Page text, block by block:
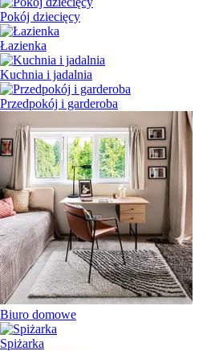
Pokój dziecięcy
Łazienka
Kuchnia i jadalnia
Przedpokój i garderoba
Biuro domowe
Spiżarka